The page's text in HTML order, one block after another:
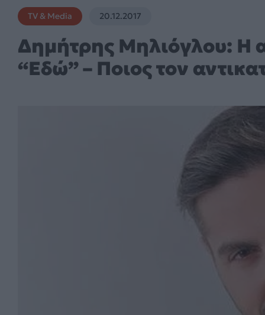
TV & Media 20.12.2017
Δημήτρης Μηλιόγλου: H
“Εδώ” – Ποιος τον